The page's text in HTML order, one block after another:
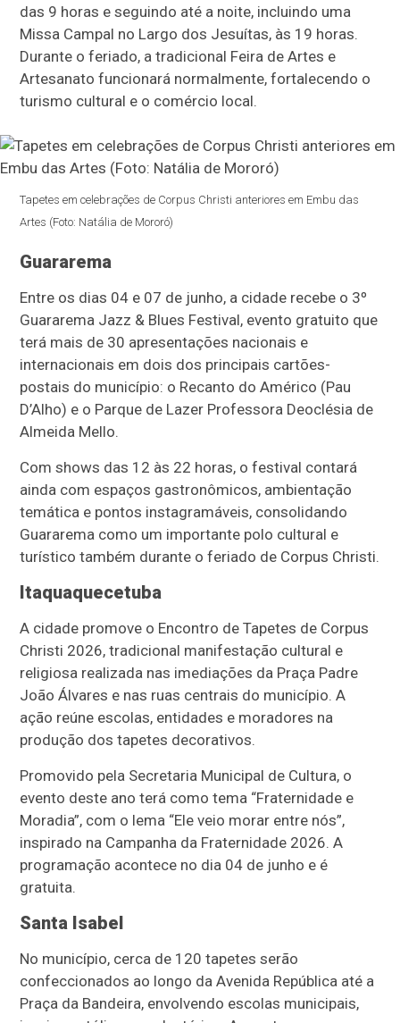
das 9 horas e seguindo até a noite, incluindo uma
Missa Campal no Largo dos Jesuítas, às 19 horas.
Durante o feriado, a tradicional Feira de Artes e
Artesanato funcionará normalmente, fortalecendo o
turismo cultural e o comércio local.
Tapetes em celebrações de Corpus Christi anteriores em Embu das
Artes (Foto: Natália de Mororó)
Guararema
Entre os dias 04 e 07 de junho, a cidade recebe o 3º
Guararema Jazz & Blues Festival, evento gratuito que
terá mais de 30 apresentações nacionais e
internacionais em dois dos principais cartões-
postais do município: o Recanto do Américo (Pau
D’Alho) e o Parque de Lazer Professora Deoclésia de
Almeida Mello.
Com shows das 12 às 22 horas, o festival contará
ainda com espaços gastronômicos, ambientação
temática e pontos instagramáveis, consolidando
Guararema como um importante polo cultural e
turístico também durante o feriado de Corpus Christi.
Itaquaquecetuba
A cidade promove o Encontro de Tapetes de Corpus
Christi 2026, tradicional manifestação cultural e
religiosa realizada nas imediações da Praça Padre
João Álvares e nas ruas centrais do município. A
ação reúne escolas, entidades e moradores na
produção dos tapetes decorativos.
Promovido pela Secretaria Municipal de Cultura, o
evento deste ano terá como tema “Fraternidade e
Moradia”, com o lema “Ele veio morar entre nós”,
inspirado na Campanha da Fraternidade 2026. A
programação acontece no dia 04 de junho e é
gratuita.
Santa Isabel
No município, cerca de 120 tapetes serão
confeccionados ao longo da Avenida República até a
Praça da Bandeira, envolvendo escolas municipais,